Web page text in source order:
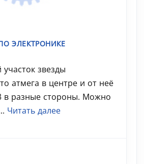
ЭЛЕКТРОНИКЕ
звезды
атмега в центре и от неё
в разные стороны. Можно
Читать далее